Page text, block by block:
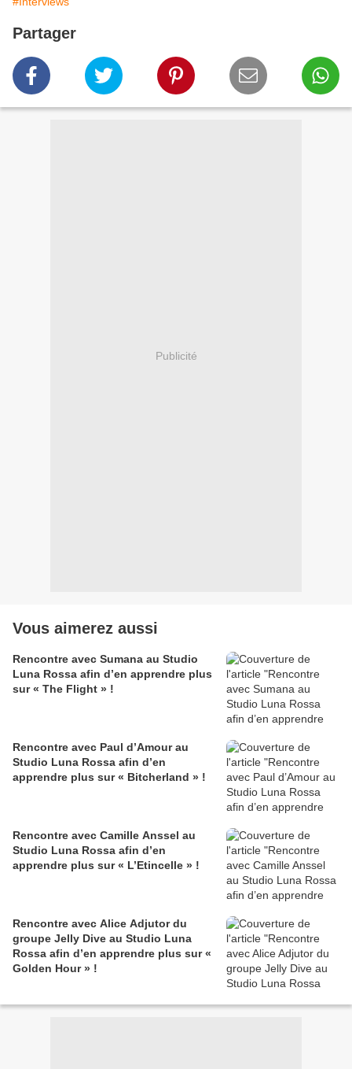
Partager
Publicité
Vous aimerez aussi
Rencontre avec Sumana au Studio
Luna Rossa afin d’en apprendre plus
sur « The Flight » !
Rencontre avec Paul d’Amour au
Studio Luna Rossa afin d’en
apprendre plus sur « Bitcherland » !
Rencontre avec Camille Anssel au
Studio Luna Rossa afin d’en
apprendre plus sur « L’Etincelle » !
Rencontre avec Alice Adjutor du
groupe Jelly Dive au Studio Luna
Rossa afin d’en apprendre plus sur «
Golden Hour » !